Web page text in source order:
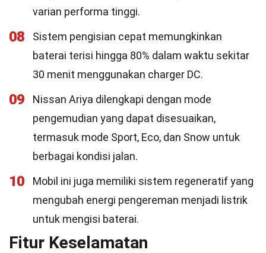
varian performa tinggi.
08
Sistem pengisian cepat memungkinkan
baterai terisi hingga 80% dalam waktu sekitar
30 menit menggunakan charger DC.
09
Nissan Ariya dilengkapi dengan mode
pengemudian yang dapat disesuaikan,
termasuk mode Sport, Eco, dan Snow untuk
berbagai kondisi jalan.
10
Mobil ini juga memiliki sistem regeneratif yang
mengubah energi pengereman menjadi listrik
untuk mengisi baterai.
Fitur Keselamatan